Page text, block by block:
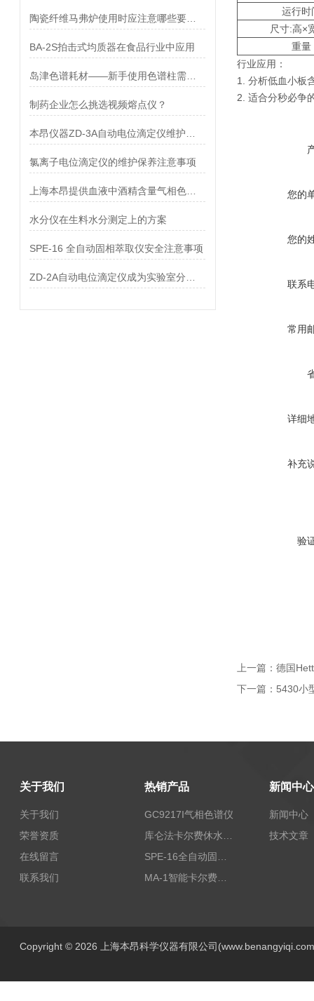
BA-2S拍击式均质器在食品行业中应用
制药企业怎么挑选视频熔点仪？
氯离子电位滴定仪的维护保养注意事项
水分仪在生料水分测定上的方案
SPE-16 全自动固相萃取仪安全注意事项
运行时
尺寸:高×
重量
行业应用：
1. 分析低血小板
2. 适合分秒必争
您的
您的
联系
常用
详细
补充
验
上一篇： 德国
下一篇： 5430小
关于我们
关于我们
荣誉资质
在线留言
联系我们
热销产品
GC9217I气相色谱仪
MA-1智能卡尔费休水分测定仪
新闻中心
新闻中心
技术文章
Copyright © 2026 上海本昂科学仪器有限公司